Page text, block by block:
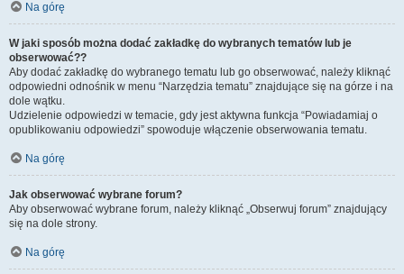
Na górę
W jaki sposób można dodać zakładkę do wybranych tematów lub je
obserwować??
Aby dodać zakładkę do wybranego tematu lub go obserwować, należy kliknąć
odpowiedni odnośnik w menu “Narzędzia tematu” znajdujące się na górze i na
dole wątku.
Udzielenie odpowiedzi w temacie, gdy jest aktywna funkcja “Powiadamiaj o
opublikowaniu odpowiedzi” spowoduje włączenie obserwowania tematu.
Na górę
Jak obserwować wybrane forum?
Aby obserwować wybrane forum, należy kliknąć „Obserwuj forum” znajdujący
się na dole strony.
Na górę